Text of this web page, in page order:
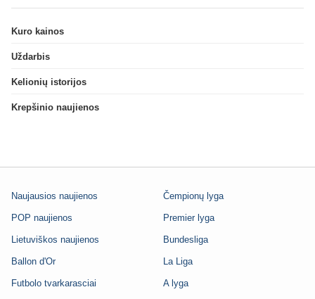
Kuro kainos
Uždarbis
Kelionių istorijos
Krepšinio naujienos
Naujausios naujienos
POP naujienos
Lietuviškos naujienos
Ballon d'Or
Futbolo tvarkarasciai
Čempionų lyga
Premier lyga
Bundesliga
La Liga
A lyga